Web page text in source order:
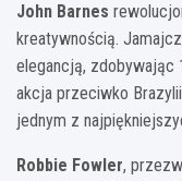
John Barnes
kreatywnością.
elegancją, zdobywając
akcja przeciwko
jednym z
Robbie Fowler,